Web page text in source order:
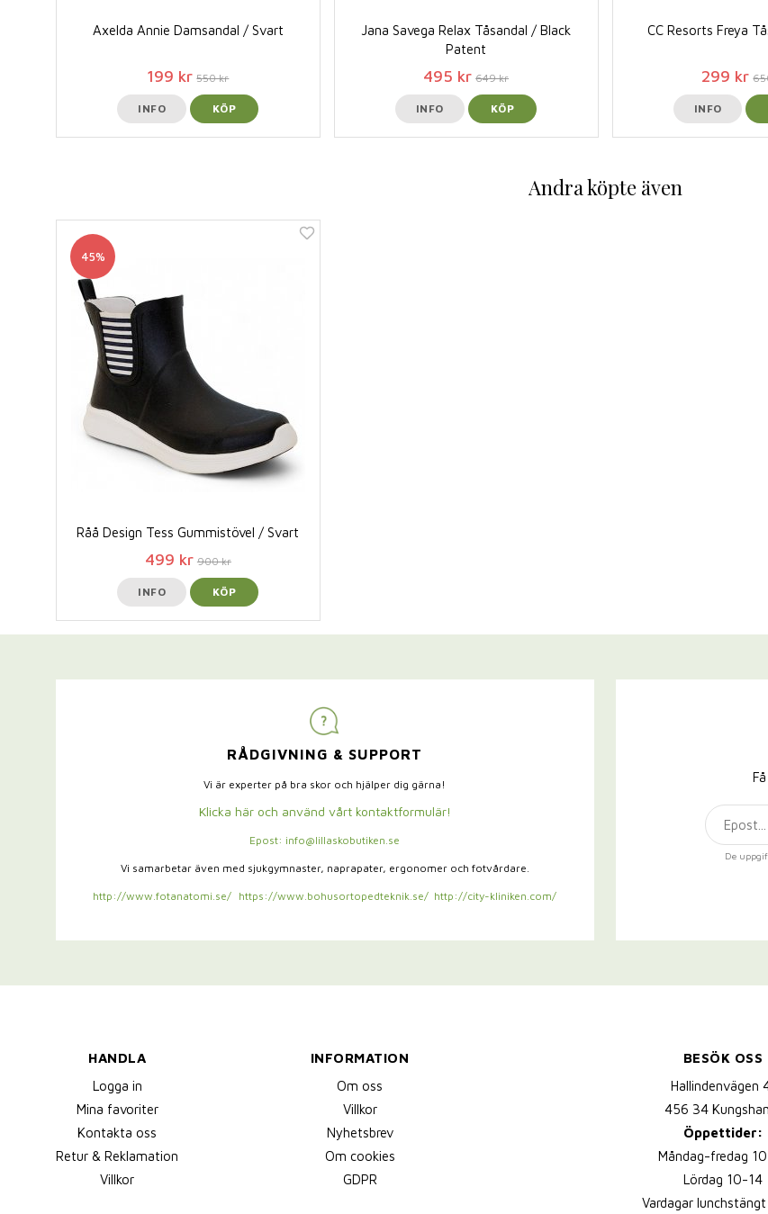
Axelda Annie Damsandal / Svart
199 kr 550 kr
INFO KÖP
Jana Savega Relax Tåsandal / Black
Patent
495 kr 649 kr
INFO KÖP
CC Resorts Freya
299 kr
INFO
Andra köpte även
45%
Råå Design Tess Gummistövel / Svart
499 kr 900 kr
INFO KÖP
RÅDGIVNING & SUPPORT
Vi är experter på bra skor och hjälper dig gärna!
Klicka här och använd vårt kontaktformulär!
Epost: info@lillaskobutiken.se
Vi samarbetar även med sjukgymnaster, naprapater, ergonomer och fotvårdare.
http://www.fotanatomi.se/ https://www.bohusortopedteknik.se/ http://city-kliniken.com/
De
HANDLA
Logga in
Mina favoriter
Kontakta oss
Retur & Reklamation
Villkor
INFORMATION
Om oss
Villkor
Nyhetsbrev
Om cookies
GDPR
BESÖK OSS
Hallindenvägen
456 34
Öppettider:
Måndag-fredag
Lördag 10-14
Vardagar